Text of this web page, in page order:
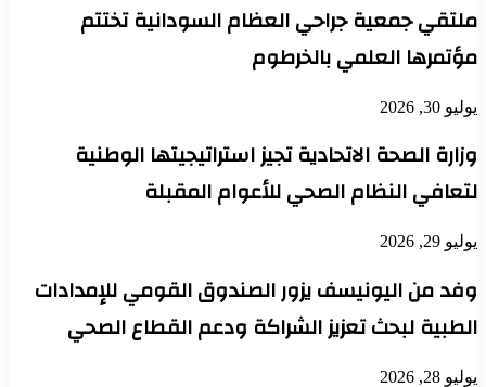
ملتقي جمعية جراحي العظام السودانية تختتم
مؤتمرها العلمي بالخرطوم
يوليو 30, 2026
وزارة الصحة الاتحادية تجيز استراتيجيتها الوطنية
لتعافي النظام الصحي للأعوام المقبلة
يوليو 29, 2026
وفد من اليونيسف يزور الصندوق القومي للإمدادات
الطبية لبحث تعزيز الشراكة ودعم القطاع الصحي
يوليو 28, 2026